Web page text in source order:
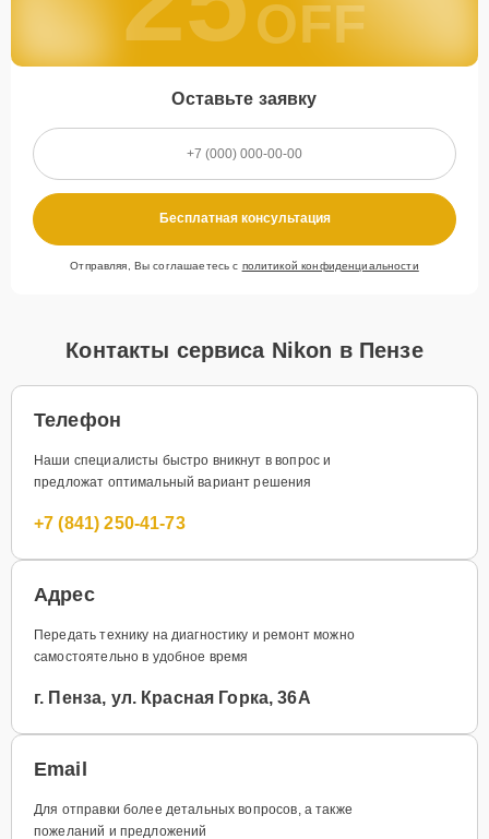
OFF
Оставьте заявку
Бесплатная консультация
Отправляя, Вы соглашаетесь с политикой конфиденциальности
Контакты сервиса Nikon в Пензе
Телефон
Наши специалисты быстро вникнут в вопрос и
предложат оптимальный вариант решения
+7 (841) 250-41-73
Адрес
Передать технику на диагностику и ремонт можно
самостоятельно в удобное время
г. Пенза, ул. Красная Горка, 36А
Email
Для отправки более детальных вопросов, а также
пожеланий и предложений